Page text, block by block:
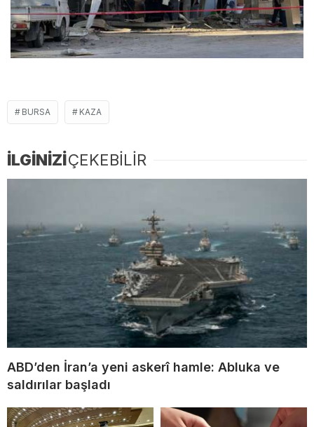
BURSA KAZA
İLGİNİZİÇEKEBİLİR
ABD’den İran’a yeni askerî hamle: Abluka ve
saldırılar başladı